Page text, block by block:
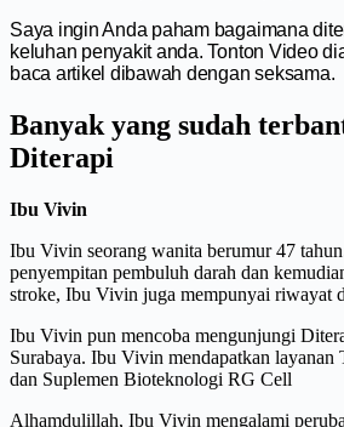
Saya ingin Anda paham bagaimana
keluhan penyakit anda. Tonton Video
baca artikel dibawah dengan seksama.
Banyak yang sudah
Diterapi
Ibu Vivin
Ibu Vivin seorang wanita berumur 47
penyempitan pembuluh darah dan
stroke, Ibu Vivin juga mempunyai riwayat
Ibu Vivin pun mencoba mengunjungi
Surabaya. Ibu Vivin mendapatkan layanan
dan Suplemen Bioteknologi RG Cell
Alhamdulillah, Ibu Vivin mengalami